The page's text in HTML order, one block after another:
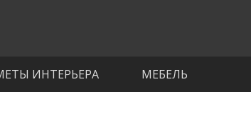
ИНТЕРЬЕРА МЕБЕЛЬ